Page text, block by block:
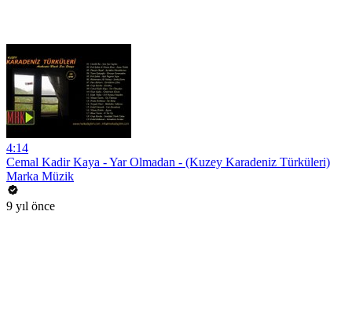
4:14
Cemal Kadir Kaya - Yar Olmadan - (Kuzey Karadeniz Türküleri)
Marka Müzik
9 yıl önce